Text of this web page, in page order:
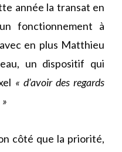
année la transat en
fonctionnement à
en plus Matthieu
un dispositif qui
« d’avoir des regards
côté que la priorité,